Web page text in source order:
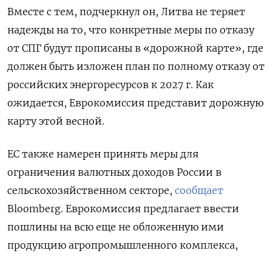
Вместе с тем, подчеркнул он, Литва не теряет
надежды на то, что конкретные меры по отказу
от СПГ будут прописаны в «дорожной карте», где
должен быть изложен план по полному отказу от
российских энергоресурсов к 2027 г. Как
ожидается, Еврокомиссия представит дорожную
карту этой весной.
ЕС также намерен принять меры для
ограничения валютных доходов России в
сельскохозяйственном секторе, сообщает
Bloomberg. Еврокомиссия предлагает ввести
пошлины на всю еще не обложенную ими
продукцию агропромышленного комплекса,